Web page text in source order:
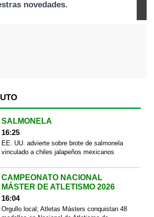
SALMONELA
16:25
EE. UU. advierte sobre brote de salmonela
vinculado a chiles jalapeños mexicanos
CAMPEONATO NACIONAL
MÁSTER DE ATLETISMO 2026
16:04
Orgullo local; Atletas Másters conquistan 48